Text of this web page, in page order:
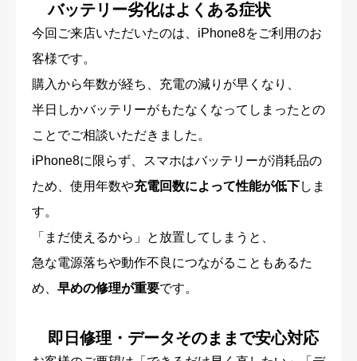
バッテリー劣化はよくある症状
今回ご来店いただいたのは、iPhone8をご利用のお
客様です。
購入から年数が経ち、充電の減りが早くなり、
半日しかバッテリーがもたなくなってしまったとの
ことでご相談いただきました。
iPhone8に限らず、スマホはバッテリーが消耗品の
ため、使用年数や充電回数によって性能が低下しま
す。
「まだ使えるから」と放置してしまうと、
急な電源落ちや動作不良につながることもあるた
め、 早めの修理が重要です。
即日修理・データそのままで安心対応